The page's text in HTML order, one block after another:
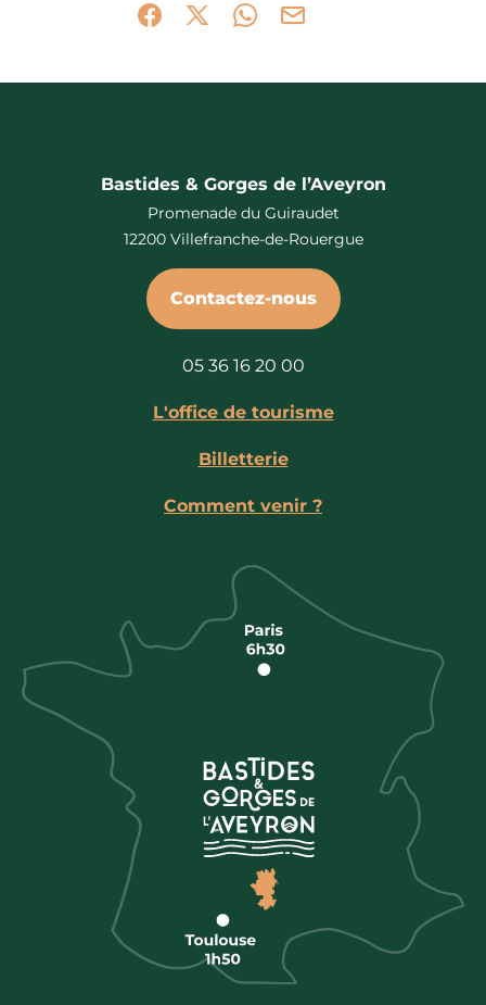
Partager sur Facebook (nouvelle
Partager sur X / Twitter (nouvelle
Partager sur WhatsApp
Partager par mail
Bastides & Gorges de l’Aveyron
Promenade du Guiraudet
12200 Villefranche-de-Rouergue
Contactez-nous
05 36 16 20 00
L'office de tourisme
Billetterie
Comment venir ?